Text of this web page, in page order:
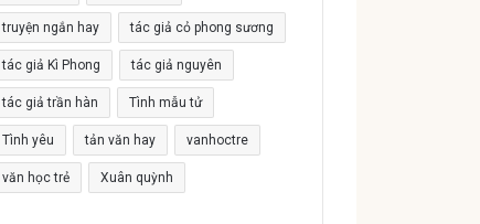
truyện ngắn hay tác giả cỏ phong sương
tác giả Kì Phong tác giả nguyên
tác giả trần hàn Tình mẫu tử
Tình yêu tản văn hay vanhoctre
văn học trẻ Xuân quỳnh